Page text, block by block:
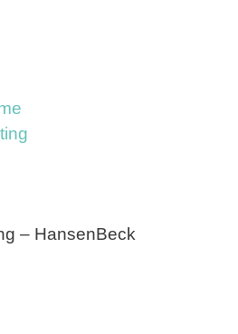
– HansenBeck